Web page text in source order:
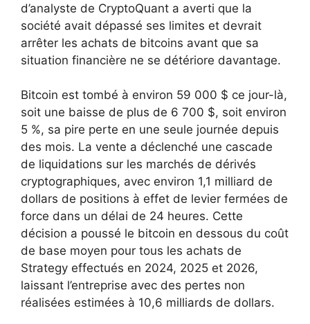
d’analyste de CryptoQuant a averti que la
société avait dépassé ses limites et devrait
arrêter les achats de bitcoins avant que sa
situation financière ne se détériore davantage.
Bitcoin est tombé à environ 59 000 $ ce jour-là,
soit une baisse de plus de 6 700 $, soit environ
5 %, sa pire perte en une seule journée depuis
des mois. La vente a déclenché une cascade
de liquidations sur les marchés de dérivés
cryptographiques, avec environ 1,1 milliard de
dollars de positions à effet de levier fermées de
force dans un délai de 24 heures. Cette
décision a poussé le bitcoin en dessous du coût
de base moyen pour tous les achats de
Strategy effectués en 2024, 2025 et 2026,
laissant l’entreprise avec des pertes non
réalisées estimées à 10,6 milliards de dollars.